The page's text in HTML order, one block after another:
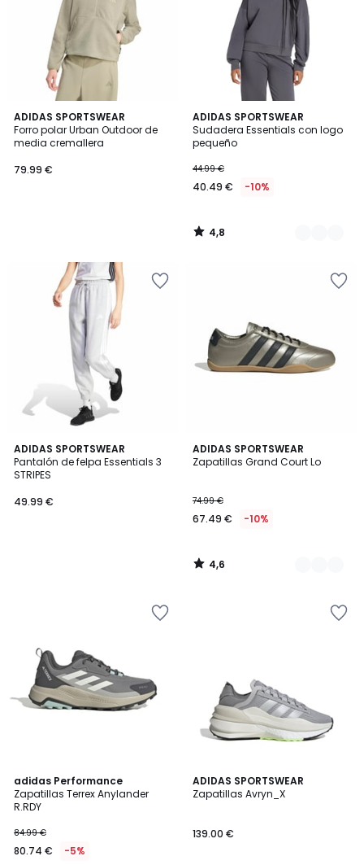
ADIDAS SPORTSWEAR
Forro polar Urban Outdoor de
media cremallera
79.99 €
ADIDAS SPORTSWEAR
Sudadera Essentials con logo
pequeño
44.99 €
40.49 € -10%
4,8
/ 5
2
Colores
4,8
/
ADIDAS SPORTSWEAR
Pantalón de felpa Essentials 3
STRIPES
49.99 €
ADIDAS SPORTSWEAR
Zapatillas Grand Court Lo
74.99 €
67.49 € -10%
4,6
/ 5
3
Colores
4,6
/
adidas Performance
Zapatillas Terrex Anylander
R.RDY
84.99 €
80.74 € -5%
4,7
/ 5
2
Colores
ADIDAS SPORTSWEAR
Zapatillas Avryn_X
139.00 €
4,3
/ 5
2
Colores